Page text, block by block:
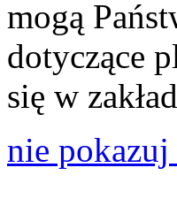
mogą
dotyczące
się w
nie